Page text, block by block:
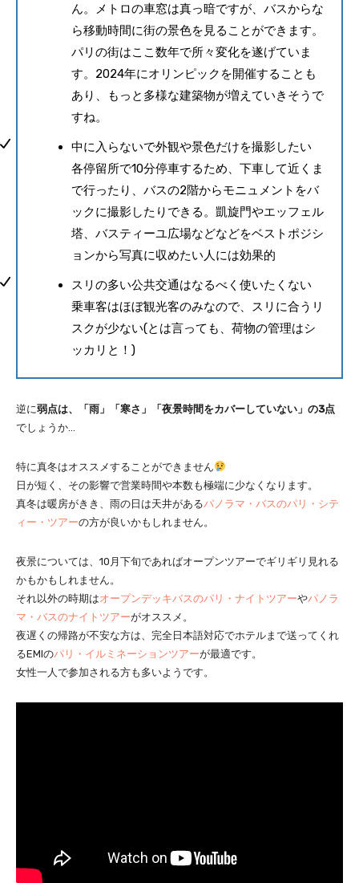
ん。メトロの車窓は真っ暗ですが、バスからな
ら移動時間に街の景色を見ることができます。
パリの街はここ数年で所々変化を遂げていま
す。2024年にオリンピックを開催することも
あり、もっと多様な建築物が増えていきそうで
すね。
中に入らないで外観や景色だけを撮影したい
各停留所で10分停車するため、下車して近くま
で行ったり、バスの2階からモニュメントをバ
ックに撮影したりできる。凱旋門やエッフェル
塔、バスティーユ広場などなどをベストポジシ
ョンから写真に収めたい人には効果的
スリの多い公共交通はなるべく使いたくない
乗車客はほぼ観光客のみなので、スリに合うリ
スクが少ない(とは言っても、荷物の管理はシ
ッカリと！)
逆に弱点は、「雨」「寒さ」「夜景時間をカバーしていない」の3点
でしょうか…
特に真冬はオススメすることができません
日が短く、その影響で営業時間や本数も極端に少なくなります。
真冬は暖房がきき、雨の日は天井があるパノラマ・バスのパリ・シテ
ィー・ツアーの方が良いかもしれません。
夜景については、10月下旬であればオープンツアーでギリギリ見れる
かもかもしれません。
それ以外の時期はオープンデッキバスのパリ・ナイトツアーやパノラ
マ・バスのナイトツアーがオススメ。
夜遅くの帰路が不安な方は、完全日本語対応でホテルまで送ってくれ
るEMIのパリ・イルミネーションツアーが最適です。
女性一人で参加される方も多いようです。